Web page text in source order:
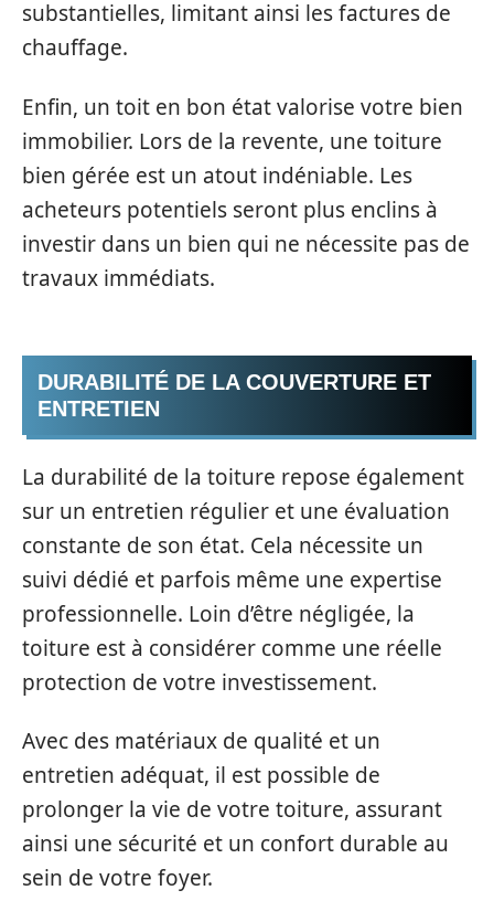
substantielles, limitant ainsi les factures de
chauffage.
Enfin, un toit en bon état valorise votre bien
immobilier. Lors de la revente, une toiture
bien gérée est un atout indéniable. Les
acheteurs potentiels seront plus enclins à
investir dans un bien qui ne nécessite pas de
travaux immédiats.
DURABILITÉ DE LA COUVERTURE ET
ENTRETIEN
La durabilité de la toiture repose également
sur un entretien régulier et une évaluation
constante de son état. Cela nécessite un
suivi dédié et parfois même une expertise
professionnelle. Loin d’être négligée, la
toiture est à considérer comme une réelle
protection de votre investissement.
Avec des matériaux de qualité et un
entretien adéquat, il est possible de
prolonger la vie de votre toiture, assurant
ainsi une sécurité et un confort durable au
sein de votre foyer.